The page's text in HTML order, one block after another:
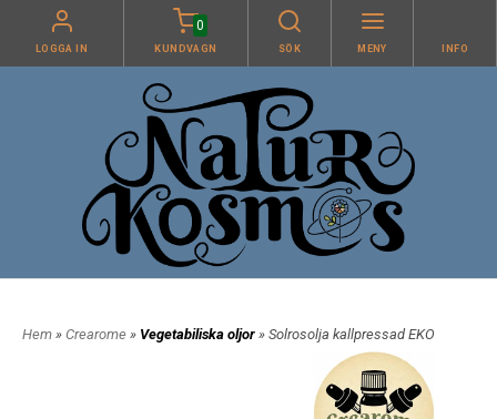
LOGGA IN
0
KUNDVAGN SÖK MENY INFO
Hem » Crearome » Vegetabiliska oljor » Solrosolja kallpressad EKO